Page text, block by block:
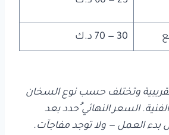
30 — 70 د.ك
وتختلف حسب نوع السخان
السعر النهائي ُحدد بعد
بدء العمل — ولا توجد مفاجآت.